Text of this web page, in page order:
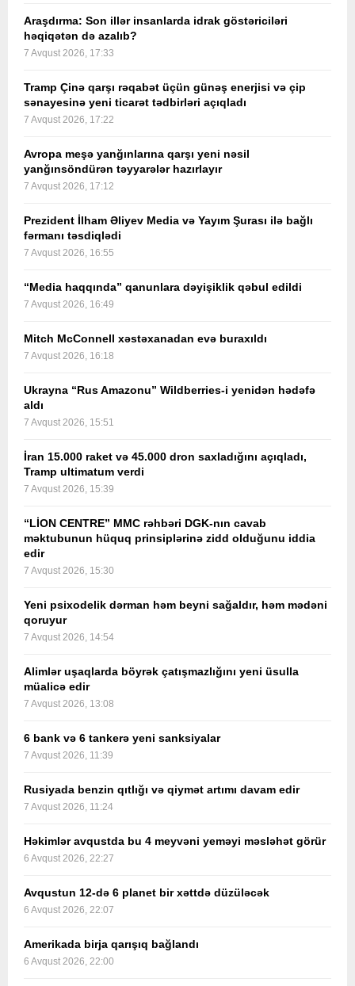
Araşdırma: Son illər insanlarda idrak göstəriciləri
həqiqətən də azalıb?
7 Avqust 2026, 17:33
Tramp Çinə qarşı rəqabət üçün günəş enerjisi və çip
sənayesinə yeni ticarət tədbirləri açıqladı
7 Avqust 2026, 17:22
Avropa meşə yanğınlarına qarşı yeni nəsil
yanğınsöndürən təyyarələr hazırlayır
7 Avqust 2026, 17:12
Prezident İlham Əliyev Media və Yayım Şurası ilə bağlı
fərmanı təsdiqlədi
7 Avqust 2026, 16:55
“Media haqqında” qanunlara dəyişiklik qəbul edildi
7 Avqust 2026, 16:49
Mitch McConnell xəstəxanadan evə buraxıldı
7 Avqust 2026, 16:18
Ukrayna “Rus Amazonu” Wildberries-i yenidən hədəfə
aldı
7 Avqust 2026, 15:51
İran 15.000 raket və 45.000 dron saxladığını açıqladı,
Tramp ultimatum verdi
7 Avqust 2026, 15:39
“LİON CENTRE” MMC rəhbəri DGK-nın cavab
məktubunun hüquq prinsiplərinə zidd olduğunu iddia
edir
7 Avqust 2026, 15:30
Yeni psixodelik dərman həm beyni sağaldır, həm mədəni
qoruyur
7 Avqust 2026, 14:54
Alimlər uşaqlarda böyrək çatışmazlığını yeni üsulla
müalicə edir
7 Avqust 2026, 13:08
6 bank və 6 tankerə yeni sanksiyalar
7 Avqust 2026, 11:39
Rusiyada benzin qıtlığı və qiymət artımı davam edir
7 Avqust 2026, 11:24
Həkimlər avqustda bu 4 meyvəni yeməyi məsləhət görür
6 Avqust 2026, 22:27
Avqustun 12-də 6 planet bir xəttdə düzüləcək
6 Avqust 2026, 22:07
Amerikada birja qarışıq bağlandı
6 Avqust 2026, 22:00